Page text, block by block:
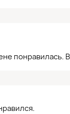
понравилась.